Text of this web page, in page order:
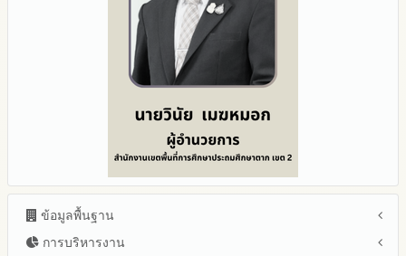
ข้อมูลพื้นฐาน
โครงสร้าง หน้าที่และอำนาจ
การบริหารงาน